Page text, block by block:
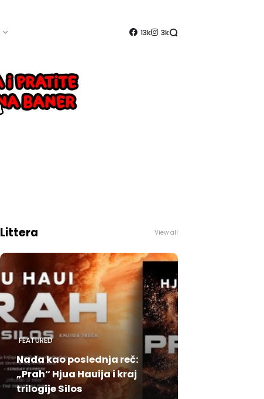
13k 3k
Littera View all
FEATURED
Nada kao poslednja reč:
„Prah“ Hjua Hauija i kraj
trilogije Silos